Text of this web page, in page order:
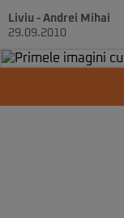
Liviu - Andrei Mihai
29.09.2010